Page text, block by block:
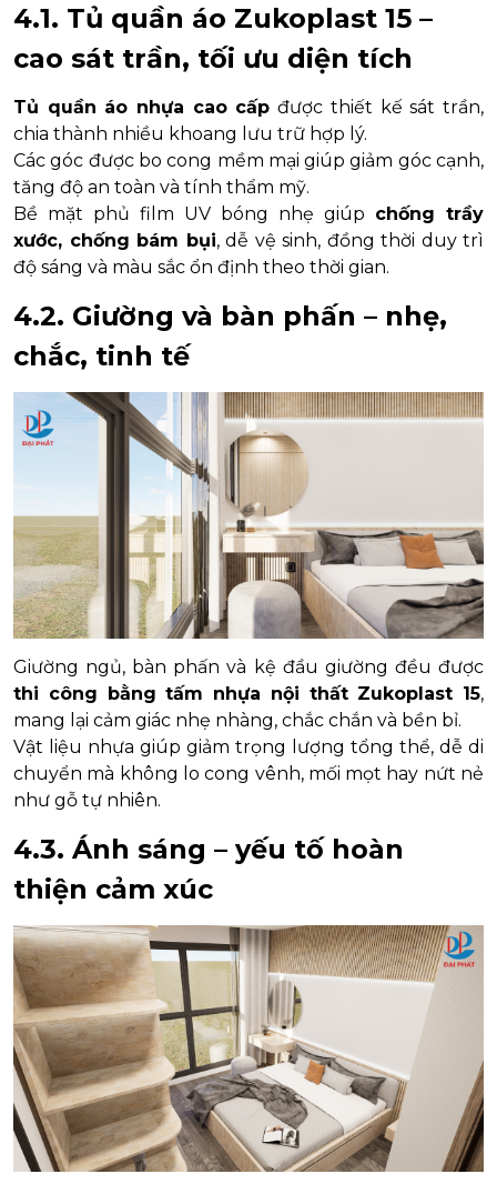
4.1. Tủ quần áo Zukoplast 15 –
cao sát trần, tối ưu diện tích
Tủ quần áo nhựa cao cấp được thiết kế sát trần,
chia thành nhiều khoang lưu trữ hợp lý.
Các góc được bo cong mềm mại giúp giảm góc cạnh,
tăng độ an toàn và tính thẩm mỹ.
Bề mặt phủ film UV bóng nhẹ giúp chống trầy
xước, chống bám bụi, dễ vệ sinh, đồng thời duy trì
độ sáng và màu sắc ổn định theo thời gian.
4.2. Giường và bàn phấn – nhẹ,
chắc, tinh tế
Giường ngủ, bàn phấn và kệ đầu giường đều được
thi công bằng tấm nhựa nội thất Zukoplast 15,
mang lại cảm giác nhẹ nhàng, chắc chắn và bền bỉ.
Vật liệu nhựa giúp giảm trọng lượng tổng thể, dễ di
chuyển mà không lo cong vênh, mối mọt hay nứt nẻ
như gỗ tự nhiên.
4.3. Ánh sáng – yếu tố hoàn
thiện cảm xúc